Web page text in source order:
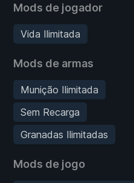
Mods de jogador
Vida Ilimitada
Mods de armas
Munição Ilimitada
Sem Recarga
Granadas Ilimitadas
Mods de jogo